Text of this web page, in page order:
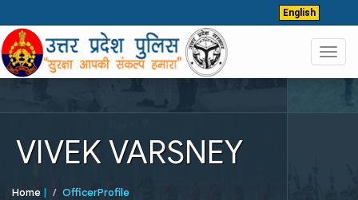
English
VIVEK VARSNEY
Home | OfficerProfile